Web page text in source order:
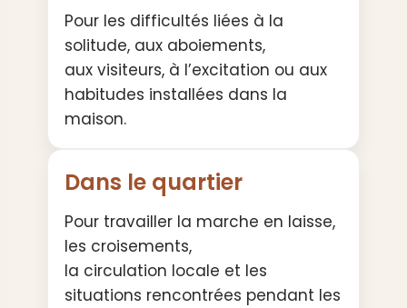
Pour les difficultés liées à la
solitude, aux aboiements,
aux visiteurs, à l’excitation ou aux
habitudes installées dans la
maison.
Dans le quartier
Pour travailler la marche en laisse,
les croisements,
la circulation locale et les
situations rencontrées pendant les